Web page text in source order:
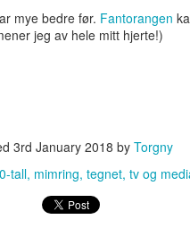
mye bedre før. Fantorangen
jeg av hele mitt hjerte!)
3rd January 2018 by Torgny
tall mimring tegnet tv og